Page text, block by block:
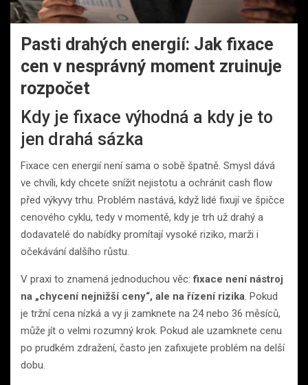
Pasti drahých energií: Jak fixace
cen v nesprávný moment zruinuje
rozpočet
Kdy je fixace výhodná a kdy je to
jen drahá sázka
Fixace cen energií není sama o sobě špatně. Smysl dává
ve chvíli, kdy chcete snížit nejistotu a ochránit cash flow
před výkyvy trhu. Problém nastává, když lidé fixují ve špičce
cenového cyklu, tedy v momentě, kdy je trh už drahý a
dodavatelé do nabídky promítají vysoké riziko, marži i
očekávání dalšího růstu.
V praxi to znamená jednoduchou věc:fixace není nástroj
na „chycení nejnižší ceny“, ale na řízení rizika . Pokud
je tržní cena nízká a vy ji zamknete na 24 nebo 36 měsíců,
může jít o velmi rozumný krok. Pokud ale uzamknete cenu
po prudkém zdražení, často jen zafixujete problém na delší
dobu.